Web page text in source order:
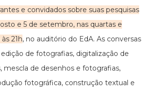
e convidados sobre suas pesquisas
e 5 de setembro, nas quartas e
21h, no auditório do EdA. As conversas
de fotografias, digitalização de
mescla de desenhos e fotografias,
fotográfica, construção textual e